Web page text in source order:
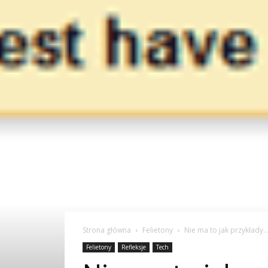
Strona główna Felietony Nie ma to jak przykłady…
Felietony Refleksje Tech